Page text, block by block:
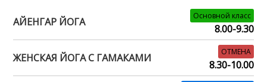
АЙЕНГАР ЙОГА Основной класс
8.00-9.30
ЖЕНСКАЯ ЙОГА С ГАМАКАМИ ОТМЕНА
8.30-10.00